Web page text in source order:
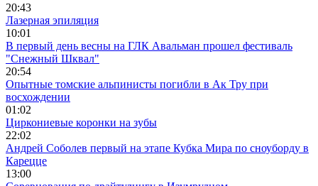
20:43
Лазерная эпиляция
10:01
В первый день весны на ГЛК Авальман прошел фестиваль
"Снежный Шквал"
20:54
Опытные томские альпинисты погибли в Ак Тру при
восхождении
01:02
Циркониевые коронки на зубы
22:02
Андрей Соболев первый на этапе Кубка Мира по сноуборду в
Карецце
13:00